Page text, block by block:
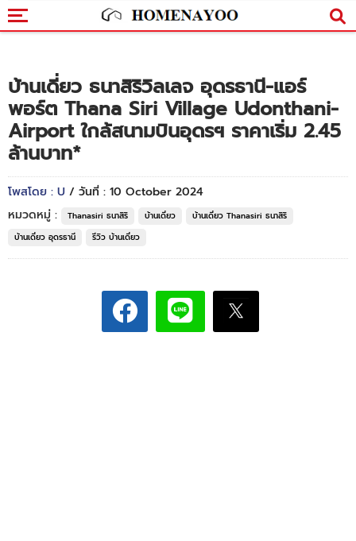
บ้านเดี่ยว ธนาสิริวิลเลจ อุดรธานี-แอร์
พอร์ต Thana Siri Village Udonthani-
Airport ใกล้สนามบินอุดรฯ ราคาเริ่ม 2.45
ล้านบาท*
โพสโดย : U / วันที่ : 10 October 2024
หมวดหมู่ :
Thanasiri ธนาสิริ บ้านเดี่ยว
บ้านเดี่ยว Thanasiri ธนาสิริ
บ้านเดี่ยว อุดรธานี
รีวิว บ้านเดี่ยว